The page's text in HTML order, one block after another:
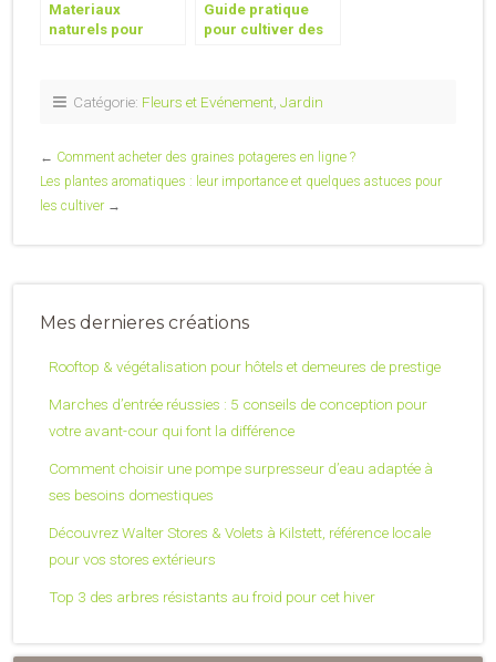
Materiaux
naturels pour
Guide pratique
pour cultiver des
Catégorie: Fleurs et Evénement Jardin
← Comment acheter des graines potageres en ligne ?
Les plantes aromatiques : leur importance et quelques astuces pour
les cultiver→
Mes dernieres créations
Rooftop & végétalisation pour hôtels et demeures de prestige
Marches d’entrée réussies : 5 conseils de conception pour
votre avant-cour qui font la différence
Comment choisir une pompe surpresseur d’eau adaptée à
ses besoins domestiques
Découvrez Walter Stores & Volets à Kilstett, référence locale
pour vos stores extérieurs
Top 3 des arbres résistants au froid pour cet hiver